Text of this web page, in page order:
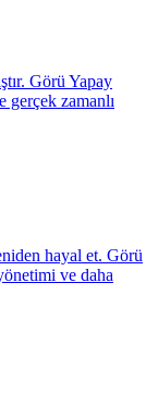
Görü Yapay
gerçek zamanlı
hayal et. Görü
ve daha